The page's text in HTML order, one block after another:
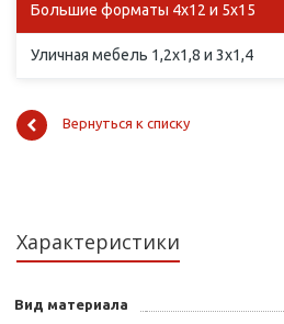
Большие форматы 4х12 и 5х15
Уличная мебель 1,2х1,8 и 3х1,4
Вернуться к списку
Характеристики
Вид материала